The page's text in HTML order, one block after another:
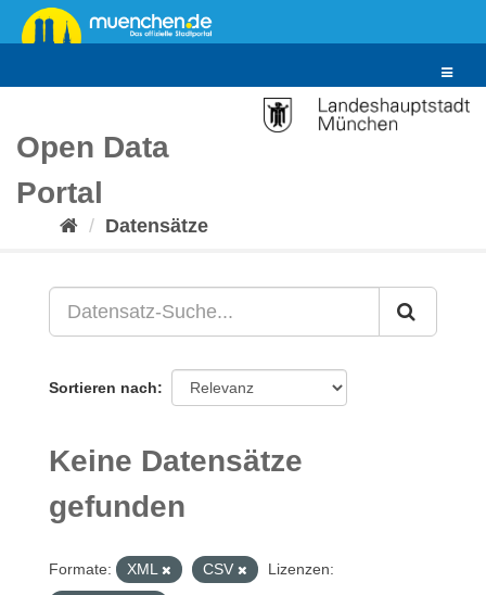
Überspringen
zum
Toggle
Open Data
Portal
Datensätze
Sortieren nach
Keine Datensätze
gefunden
Formate: XML CSV
Lizenzen: